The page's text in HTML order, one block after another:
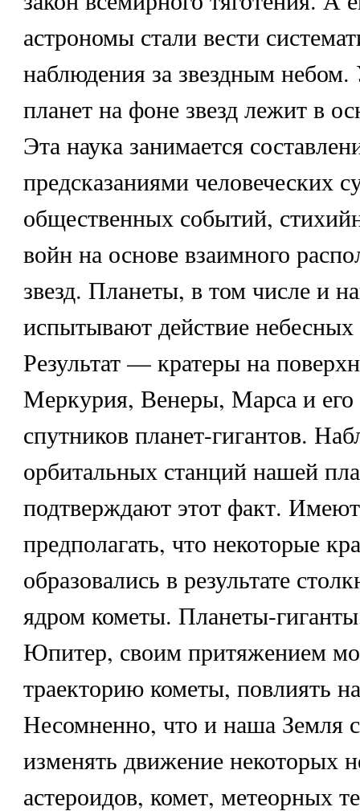
астрономы стали вести
наблюдения за звездным
планет на фоне звезд лежит в
Эта наука занимается
предсказаниями человеческих
общественных событий,
войн на основе взаимного
звезд. Планеты, в том числе и
испытывают действие небесных
Результат — кратеры на
Меркурия, Венеры, Марса и его
спутников планет-гигантов.
орбитальных станций нашей
подтверждают этот факт.
предполагать, что некоторые
образовались в результате
ядром кометы. Планеты-
Юпитер, своим притяжением
траекторию кометы, повлиять
Несомненно, что и наша Земля
изменять движение некоторых
астероидов, комет, метеорных